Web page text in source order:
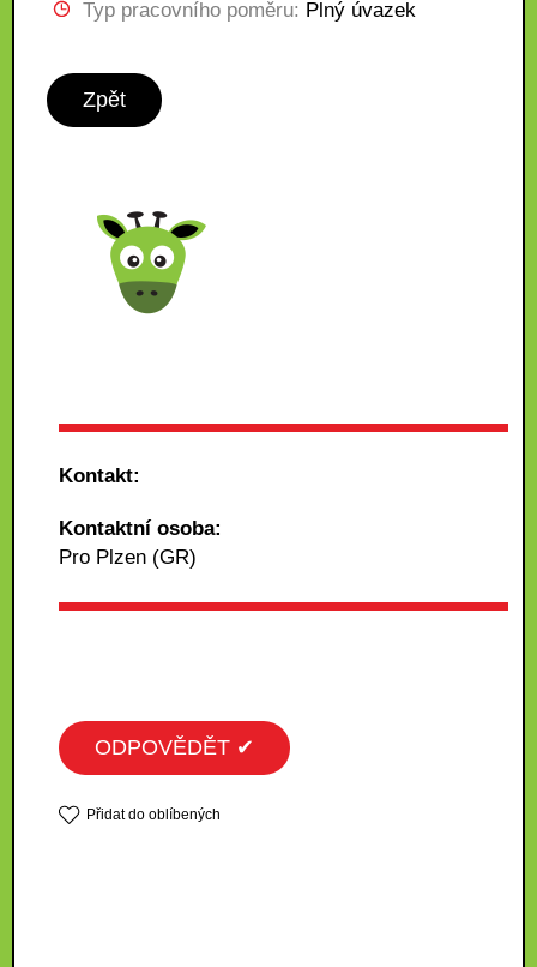
Typ pracovního poměru: Plný úvazek
Zpět
Kontakt:
Kontaktní osoba:
Pro Plzen (GR)
ODPOVĚDĚT ✔
Přidat do oblíbených